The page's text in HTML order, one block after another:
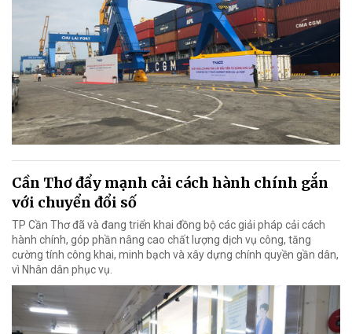
Cần Thơ đẩy mạnh cải cách hành chính gắn
với chuyển đổi số
TP Cần Thơ đã và đang triển khai đồng bộ các giải pháp cải cách
hành chính, góp phần nâng cao chất lượng dịch vụ công, tăng
cường tính công khai, minh bạch và xây dựng chính quyền gần dân,
vì Nhân dân phục vụ.